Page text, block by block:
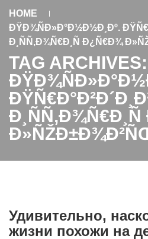
HOME
ÐŸÐ¾ÑÐ»Ð°Ð½Ð½Ð¸Ðº.
Ð¸ÑÑ‚Ð¾Ñ€Ð¸Ñ Ð¿Ñ€Ð¾
TAG ARCHIVES:
Удивительно,
жизни похожи на